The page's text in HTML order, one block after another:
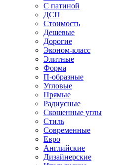
С патиной
ДСП
Стоимость
Дешевые
Дорогие
Эконом-класс
Элитные
Форма
П-образные
Угловые
Прямые
Радиусные
Скошенные углы
Стиль
Современные
Евро
Английские
Дизайнерские